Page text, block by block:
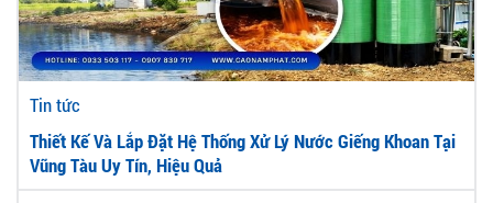
Tin tức
Thiết Kế Và Lắp Đặt Hệ Thống Xử Lý Nước Giếng Khoan Tại
Vũng Tàu Uy Tín, Hiệu Quả